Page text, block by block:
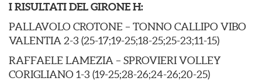
I RISULTATI DEL GIRONE H:
PALLAVOLO CROTONE – TONNO CALLIPO VIBO
VALENTIA 2-3 (25-17;19-25;18-25;25-23;11-15)
RAFFAELE LAMEZIA – SPROVIERI VOLLEY
CORIGLIANO 1-3 (19-25;28-26;24-26;20-25)